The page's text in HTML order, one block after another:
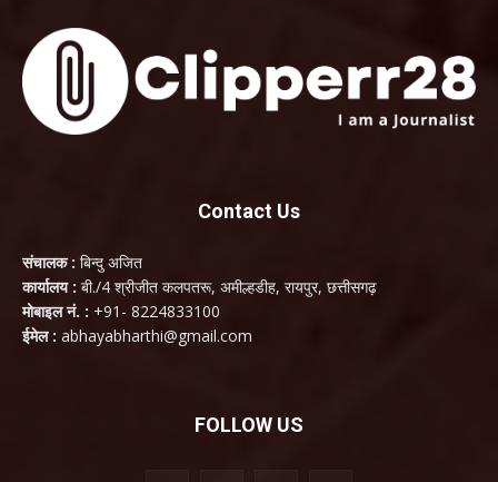
Contact Us
संचालक : बिन्दु अजित
कार्यालय : बी./4 श्रीजीत कलपतरू, अमील्हडीह, रायपुर, छत्तीसगढ़
मोबाइल नं. : +91- 8224833100
ईमेल : abhayabharthi@gmail.com
FOLLOW US